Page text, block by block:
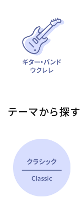
テーマから探す